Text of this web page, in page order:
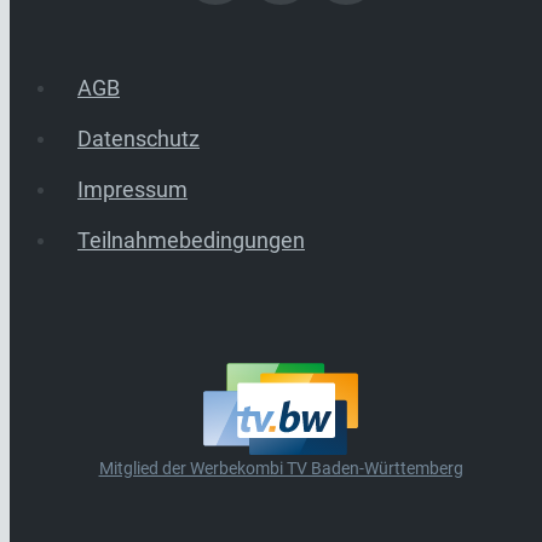
AGB
Datenschutz
Impressum
Teilnahmebedingungen
Mitglied der Werbekombi TV Baden-Württemberg